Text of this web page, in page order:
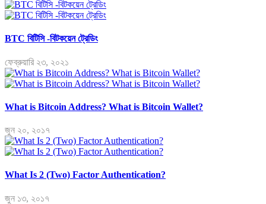
BTC বিটিসি -বিটকয়েন ট্রেডিং
ফেব্রুয়ারি ২৩, ২০২১
What is Bitcoin Address? What is Bitcoin Wallet?
জুন ২০, ২০১৭
What Is 2 (Two) Factor Authentication?
জুন ১৩, ২০১৭